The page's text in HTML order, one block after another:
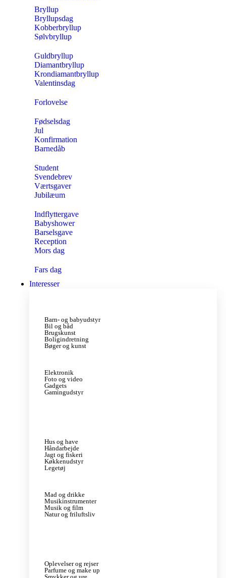
Bryllup
Bryllupsdag
Kobberbryllup
Sølvbryllup
Guldbryllup
Diamantbryllup
Krondiamantbryllup
Valentinsdag
Forlovelse
Fødselsdag
Jul
Konfirmation
Barnedåb
Student
Svendebrev
Værtsgaver
Jubilæum
Indflyttergave
Babyshower
Barselsgave
Reception
Mors dag
Fars dag
Interesser
Barn- og babyudstyr
Bil og båd
Brugskunst
Boligindretning
Bøger og kunst
Elektronik
Foto og video
Gadgets
Gamingudstyr
Hus og have
Håndarbejde
Jagt og fiskeri
Køkkenudstyr
Legetøj
Mad og drikke
Musikinstrumenter
Musik og film
Natur og friluftsliv
Oplevelser og rejser
Parfume og make up